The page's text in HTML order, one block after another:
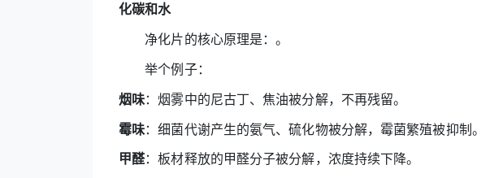
化碳和水
净化片的核心原理是：。
举个例子：
烟味：烟雾中的尼古丁、焦油被分解，不再残留。
霉味：细菌代谢产生的氨气、硫化物被分解，霉菌繁殖被抑制。
甲醛：板材释放的甲醛分子被分解，浓度持续下降。